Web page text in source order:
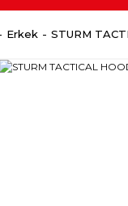
Erkek STURM